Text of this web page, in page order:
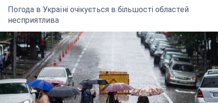
Погода в Україні очікується в більшості областей
несприятлива